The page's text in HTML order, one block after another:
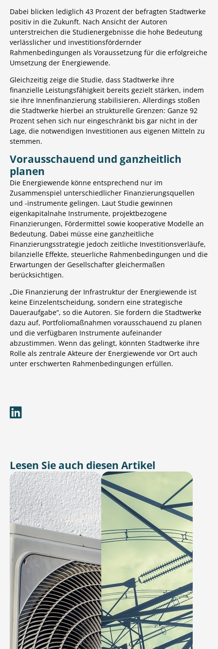
Dabei blicken lediglich 43 Prozent der befragten Stadtwerke
positiv in die Zukunft. Nach Ansicht der Autoren
unterstreichen die Studienergebnisse die hohe Bedeutung
verlässlicher und investitionsfördernder
Rahmenbedingungen als Voraussetzung für die erfolgreiche
Umsetzung der Energiewende.
Gleichzeitig zeige die Studie, dass Stadtwerke ihre
finanzielle Leistungsfähigkeit bereits gezielt stärken, indem
sie ihre Innenfinanzierung stabilisieren. Allerdings stoßen
die Stadtwerke hierbei an strukturelle Grenzen: Ganze 92
Prozent sehen sich nur eingeschränkt bis gar nicht in der
Lage, die notwendigen Investitionen aus eigenen Mitteln zu
stemmen.
Vorausschauend und ganzheitlich
planen
Die Energiewende könne entsprechend nur im
Zusammenspiel unterschiedlicher Finanzierungsquellen
und -instrumente gelingen. Laut Studie gewinnen
eigenkapitalnahe Instrumente, projektbezogene
Finanzierungen, Fördermittel sowie kooperative Modelle an
Bedeutung. Dabei müsse eine ganzheitliche
Finanzierungsstrategie jedoch zeitliche Investitionsverläufe,
bilanzielle Effekte, steuerliche Rahmenbedingungen und die
Erwartungen der Gesellschafter gleichermaßen
berücksichtigen.
„Die Finanzierung der Infrastruktur der Energiewende ist
keine Einzelentscheidung, sondern eine strategische
Daueraufgabe“, so die Autoren. Sie fordern die Stadtwerke
dazu auf, Portfoliomaßnahmen vorausschauend zu planen
und die verfügbaren Instrumente aufeinander
abzustimmen. Wenn das gelingt, könnten Stadtwerke ihre
Rolle als zentrale Akteure der Energiewende vor Ort auch
unter erschwerten Rahmenbedingungen erfüllen.
Lesen Sie auch diesen Artikel